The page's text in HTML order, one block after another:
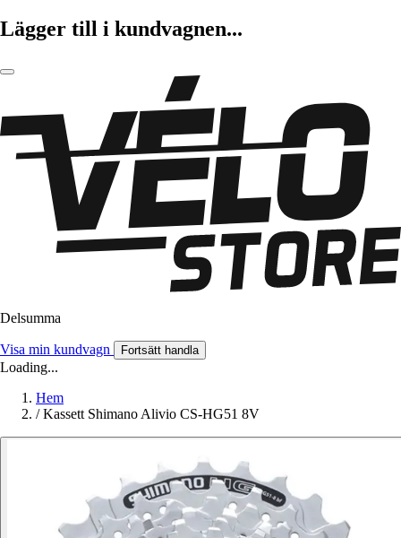
Lägger till i kundvagnen...
Delsumma
Visa min kundvagn Fortsätt handla
Loading...
Hem
/ Kassett Shimano Alivio CS-HG51 8V